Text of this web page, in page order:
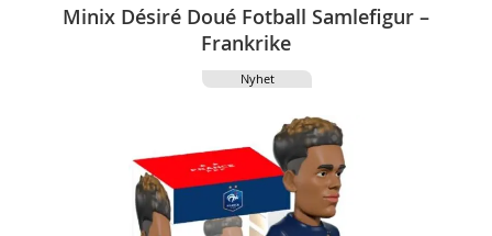
Minix Désiré Doué Fotball Samlefigur –
Frankrike
Nyhet